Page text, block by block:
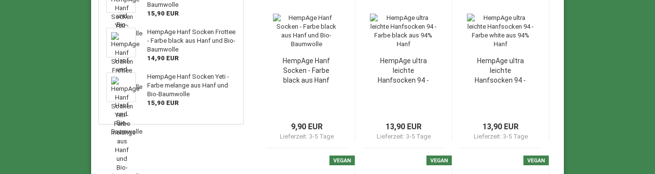
HempAge Hanf
Socken - Farbe
black aus Hanf
9,90 EUR
Lieferzeit: 3-5 Tage
HempAge ultra
leichte
Hanfsocken 94 -
13,90 EUR
Lieferzeit: 3-5 Tage
HempAge ultra
leichte
Hanfsocken 94 -
13,90 EUR
Lieferzeit: 3-5 Tage
VEGAN VEGAN VEGAN
Baumwolle
15,90 EUR
HempAge Hanf Socken Frottee
- Farbe black aus Hanf und Bio-
Baumwolle
14,90 EUR
HempAge Hanf Socken Yeti -
Farbe melange aus Hanf und
Bio-Baumwolle
15,90 EUR